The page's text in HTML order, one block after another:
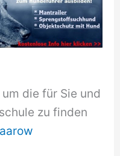
die für Sie und
zu finden